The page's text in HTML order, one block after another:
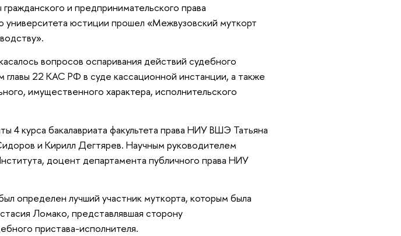
и предпринимательского права
университета юстиции прошел «Межвузовский муткорт
вопросов оспаривания действий судебного
главы 22 КАС РФ в суде кассационной инстанции, а также
имущественного характера, исполнительского
4 курса бакалавриата факультета права НИУ ВШЭ Татьяна
и Кирилл Дегтярев. Научным руководителем
доцент департамента публичного права НИУ
определен лучший участник муткорта, которым была
Ломако, представлявшая сторону
пристава-исполнителя.